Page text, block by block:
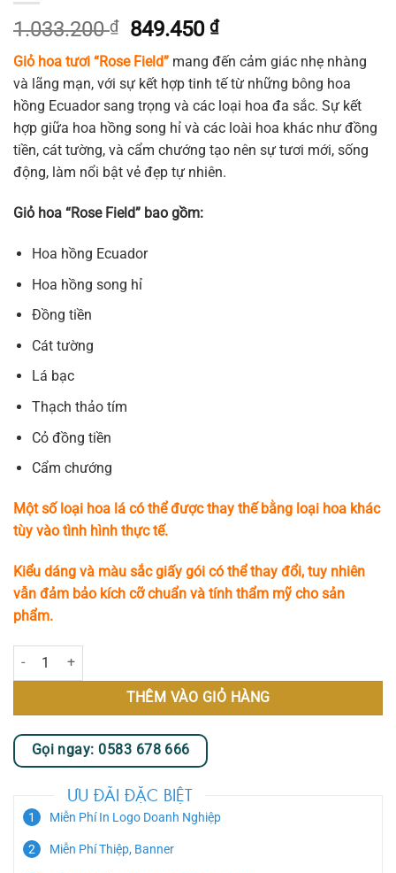
1.033.200₫
Giá
gốc
là:
1.033.200 ₫.
849.450₫Giá
hiện
tại
là:
849.450 ₫.
Giỏ hoa tươi “Rose Field” mang đến cảm giác nhẹ nhàng
và lãng mạn, với sự kết hợp tinh tế từ những bông hoa
hồng Ecuador sang trọng và các loại hoa đa sắc. Sự kết
hợp giữa hoa hồng song hỉ và các loài hoa khác như đồng
tiền, cát tường, và cẩm chướng tạo nên sự tươi mới, sống
động, làm nổi bật vẻ đẹp tự nhiên.
Giỏ hoa “Rose Field” bao gồm:
Hoa hồng Ecuador
Hoa hồng song hỉ
Đồng tiền
Cát tường
Lá bạc
Thạch thảo tím
Cỏ đồng tiền
Cẩm chướng
Một số loại hoa lá có thể được thay thế bằng loại hoa khác
tùy vào tình hình thực tế.
Kiểu dáng và màu sắc giấy gói có thể thay đổi, tuy nhiên
vẫn đảm bảo kích cỡ chuẩn và tính thẩm mỹ cho sản
phẩm.
Rose Field số lượng
THÊM VÀO GIỎ HÀNG
Gọi ngay: 0583 678 666
ƯU ĐÃI ĐẶC BIỆT
Miễn Phí In Logo Doanh Nghiệp
Miễn Phí Thiệp, Banner